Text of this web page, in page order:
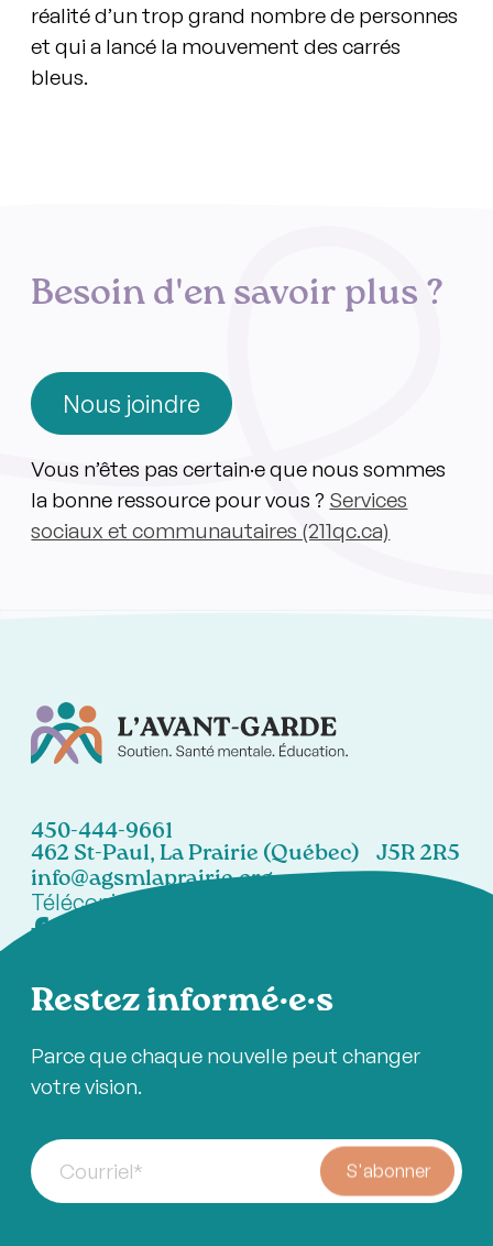
réalité d’un trop grand nombre de personnes
et qui a lancé la mouvement des carrés
bleus.
Besoin d'en savoir plus ?
Nous joindre
Vous n’êtes pas certain·e que nous sommes
la bonne ressource pour vous ? Services
sociaux et communautaires (211qc.ca)
450-444-9661
462 St-Paul, La Prairie (Québec) J5R 2R5
info@agsmlaprairie.org
Télécopieur:
Restez informé·e·s
Parce que chaque nouvelle peut changer
votre vision.
Courriel* S'abonner